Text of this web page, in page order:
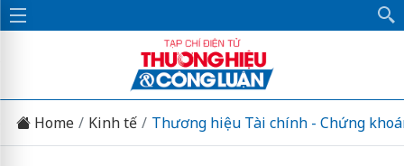
Home Kinh tế Thương hiệu Tài chính - Chứng